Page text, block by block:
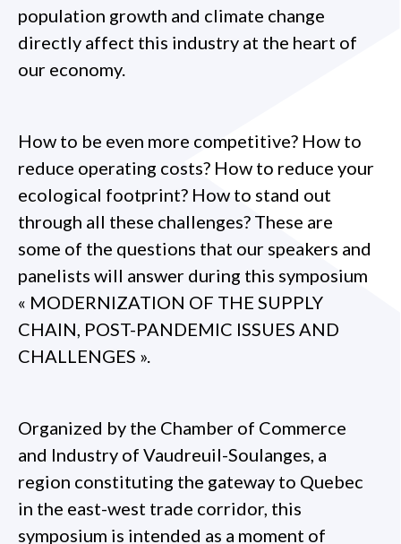
population growth and climate change
directly affect this industry at the heart of
our economy.
How to be even more competitive? How to
reduce operating costs? How to reduce your
ecological footprint? How to stand out
through all these challenges? These are
some of the questions that our speakers and
panelists will answer during this symposium
« MODERNIZATION OF THE SUPPLY
CHAIN, POST-PANDEMIC ISSUES AND
CHALLENGES ».
Organized by the Chamber of Commerce
and Industry of Vaudreuil-Soulanges, a
region constituting the gateway to Quebec
in the east-west trade corridor, this
symposium is intended as a moment of